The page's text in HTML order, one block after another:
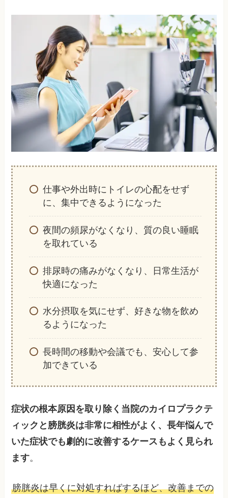
仕事や外出時にトイレの心配をせず
に、集中できるようになった
夜間の頻尿がなくなり、質の良い睡眠
を取れている
排尿時の痛みがなくなり、日常生活が
快適になった
水分摂取を気にせず、好きな物を飲め
るようになった
長時間の移動や会議でも、安心して参
加できている
症状の根本原因を取り除く当院のカイロプラクテ
ィックと膀胱炎は非常に相性がよく、長年悩んで
いた症状でも劇的に改善するケースもよく見られ
ます。
膀胱炎は早くに対処すればするほど、改善までの